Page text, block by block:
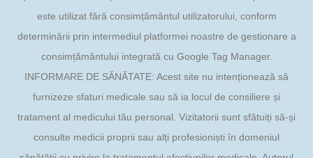
este utilizat fără consimțământul utilizatorului, conform
determinării prin intermediul platformei noastre de gestionare a
consimțământului integrată cu Google Tag Manager.
INFORMARE DE SĂNĂTATE: Acest site nu intenționează să
furnizeze sfaturi medicale sau să ia locul de consiliere și
tratament al medicului tău personal. Vizitatorii sunt sfătuiți să-și
consulte medicii proprii sau alți profesioniști în domeniul